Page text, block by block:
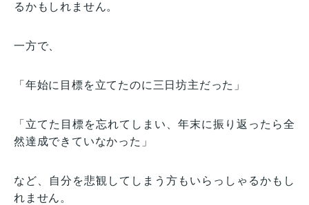
るかもしれません。
一方で、
「年始に目標を立てたのに三日坊主だった」
「立てた目標を忘れてしまい、年末に振り返ったら全
然達成できていなかった」
など、自分を悲観してしまう方もいらっしゃるかもし
れません。